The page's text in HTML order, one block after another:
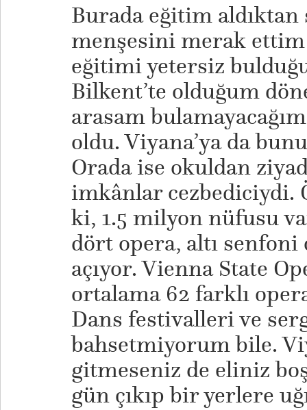
Burada eğitim
menşesini merak ettim
eğitimi yetersiz
Bilkent’te olduğum
arasam
oldu. Viyana’ya da
Orada ise okuldan
imkânlar cezbediciydi.
ki, 1.5 milyon nüfusu
dört opera, altı senfoni
açıyor. Vienna State
ortalama 62 farklı
Dans festivalleri ve
bahsetmiyorum bile.
gitmeseniz de eliniz
gün çıkıp bir yerlere